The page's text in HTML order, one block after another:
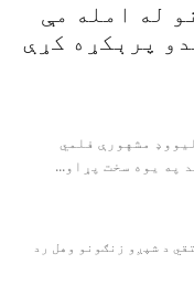
له امله مې
پرېکړه کړې
اسد ۱۳ مه) د بالیووډ مشهورې فلمي
په یوه سخت پړاو...